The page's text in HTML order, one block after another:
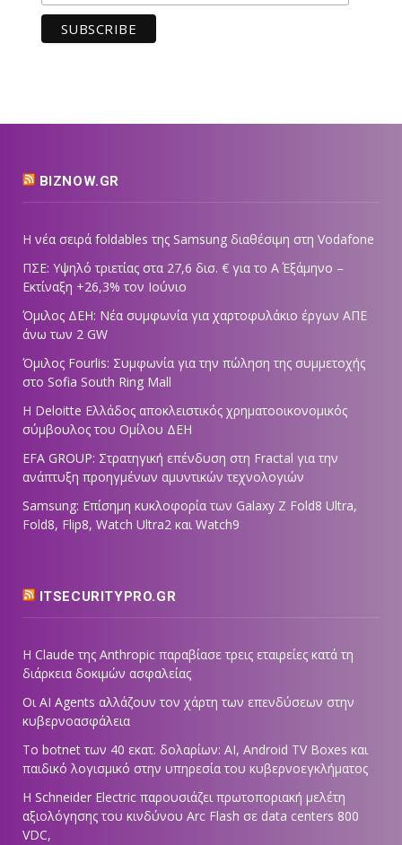
BIZNOW.GR
Η νέα σειρά foldables της Samsung διαθέσιμη στη Vodafone
ΠΣΕ: Υψηλό τριετίας στα 27,6 δισ. € για το Α΄ Εξάμηνο –
Εκτίναξη +26,3% τον Ιούνιο
Όμιλος ΔΕΗ: Νέα συμφωνία για χαρτοφυλάκιο έργων ΑΠΕ
άνω των 2 GW
Όμιλος Fourlis: Συμφωνία για την πώληση της συμμετοχής
στο Sofia South Ring Mall
Η Deloitte Ελλάδος αποκλειστικός χρηματοοικονομικός
σύμβουλος του Ομίλου ΔΕΗ
EFA GROUP: Στρατηγική επένδυση στη Fractal για την
ανάπτυξη προηγμένων αμυντικών τεχνολογιών
Samsung: Επίσημη κυκλοφορία των Galaxy Z Fold8 Ultra,
Fold8, Flip8, Watch Ultra2 και Watch9
ITSECURITYPRO.GR
Η Claude της Anthropic παραβίασε τρεις εταιρείες κατά τη
διάρκεια δοκιμών ασφαλείας
Οι AI Agents αλλάζουν τον χάρτη των επενδύσεων στην
κυβερνοασφάλεια
Το botnet των 40 εκατ. δολαρίων: AI, Android TV Boxes και
παιδικό λογισμικό στην υπηρεσία του κυβερνοεγκλήματος
Η Schneider Electric παρουσιάζει πρωτοποριακή μελέτη
αξιολόγησης του κινδύνου Arc Flash σε data centers 800
VDC,